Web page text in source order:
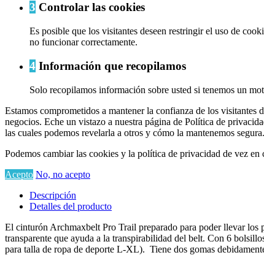
3 Controlar las cookies
Es posible que los visitantes deseen restringir el uso de
no funcionar correctamente.
4 Información que recopilamos
Solo recopilamos información sobre usted si tenemos un
Estamos comprometidos a mantener la confianza de los
negocios. Eche un vistazo a nuestra página de Política de
las cuales podemos revelarla a otros y cómo la mantenemos segura.
Podemos cambiar las cookies y la política de privacidad de vez
Acepto No, no acepto
Descripción
Detalles del producto
El cinturón Archmaxbelt Pro Trail preparado para poder llevar
transparente que ayuda a la transpirabilidad del belt. Con 6
para talla de ropa de deporte L-XL). Tiene dos gomas